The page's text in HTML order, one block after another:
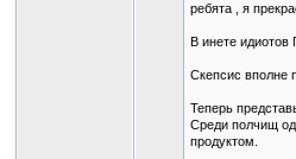
ребята , я
В инете
Скепсис вполне
Теперь
Среди полчищ
продуктом.